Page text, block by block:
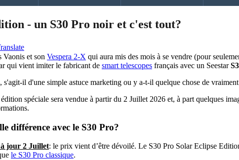
- un S30 Pro noir et c'est tout?
Vaonis et son Vespera 2-X qui aura mis des mois à se vendre (pour
qui vient imiter le fabricant de smart telescopes français avec un Seestar
s'agit-il d'une simple astuce marketing ou y a-t-il quelque chose de
spéciale sera vendue à partir du 2 Juillet 2026 et, à part quelques
différence avec le S30 Pro?
à jour 2 Juillet: le prix vient d’être dévoilé. Le S30 Pro Solar Eclipse
le S30 Pro classique.